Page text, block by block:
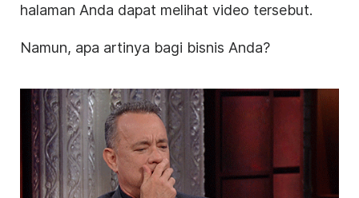
halaman Anda dapat melihat video tersebut.
Namun, apa artinya bagi bisnis Anda?